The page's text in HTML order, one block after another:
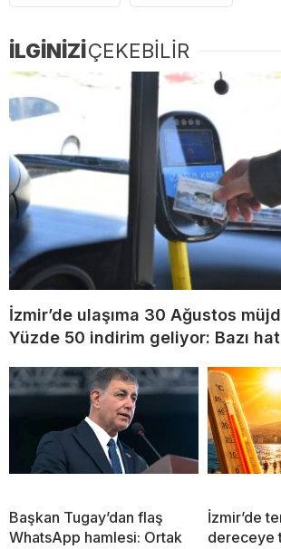
İLGİNİZİÇEKEBİLİR
İzmir’de ulaşıma 30 Ağustos
Yüzde 50 indirim geliyor: Bazı
Başkan Tugay’dan flaş
WhatsApp hamlesi: Ortak
İzmir’de
dereceye